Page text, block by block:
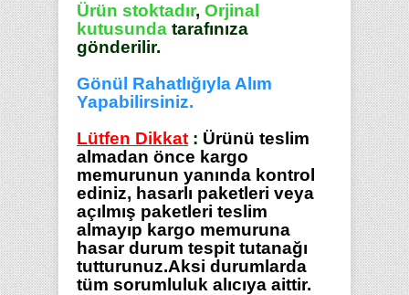
Ürün stoktadır, Orjinal
kutusunda tarafınıza
gönderilir.
Gönül Rahatlığıyla Alım
Yapabilirsiniz.
Lütfen Dikkat : Ürünü teslim
almadan önce kargo
memurunun yanında kontrol
ediniz, hasarlı paketleri veya
açılmış paketleri teslim
almayıp kargo memuruna
hasar durum tespit tutanağı
tutturunuz.Aksi durumlarda
tüm sorumluluk alıcıya aittir.